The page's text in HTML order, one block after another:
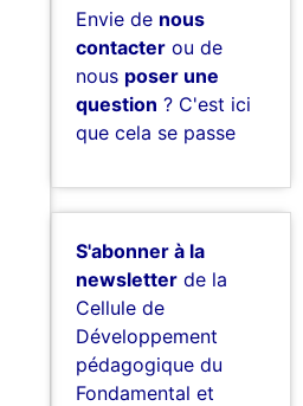
Envie de nous
contacter ou de
nous poser une
question ? C'est ici
que cela se passe
S'abonner à la
newsletter de la
Cellule de
Développement
pédagogique du
Fondamental et